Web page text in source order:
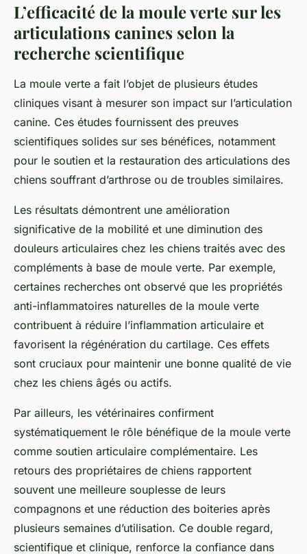
L’efficacité de la moule verte sur les
articulations canines selon la
recherche scientifique
La moule verte a fait l’objet de plusieurs études
cliniques visant à mesurer son impact sur l’articulation
canine. Ces études fournissent des preuves
scientifiques solides sur ses bénéfices, notamment
pour le soutien et la restauration des articulations des
chiens souffrant d’arthrose ou de troubles similaires.
Les résultats démontrent une amélioration
significative de la mobilité et une diminution des
douleurs articulaires chez les chiens traités avec des
compléments à base de moule verte. Par exemple,
certaines recherches ont observé que les propriétés
anti-inflammatoires naturelles de la moule verte
contribuent à réduire l’inflammation articulaire et
favorisent la régénération du cartilage. Ces effets
sont cruciaux pour maintenir une bonne qualité de vie
chez les chiens âgés ou actifs.
Par ailleurs, les vétérinaires confirment
systématiquement le rôle bénéfique de la moule verte
comme soutien articulaire complémentaire. Les
retours des propriétaires de chiens rapportent
souvent une meilleure souplesse de leurs
compagnons et une réduction des boiteries après
plusieurs semaines d’utilisation. Ce double regard,
scientifique et clinique, renforce la confiance dans